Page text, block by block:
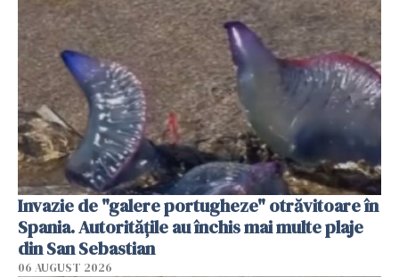
Invazie de "galere portugheze" otrăvitoare în
Spania. Autoritățile au închis mai multe plaje
din San Sebastian
06 AUGUST 2026